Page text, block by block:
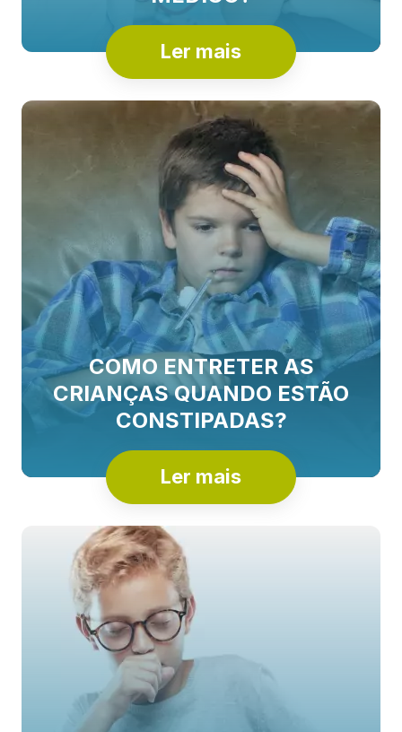
Ler mais
COMO ENTRETER AS
CRIANÇAS QUANDO ESTÃO
CONSTIPADAS?
Ler mais